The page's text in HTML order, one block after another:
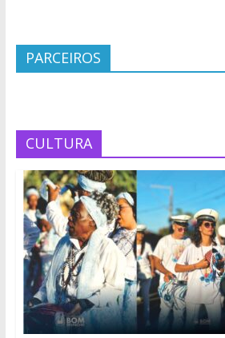
PARCEIROS
CULTURA